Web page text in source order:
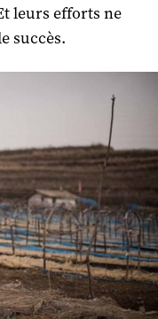
leurs efforts ne
succès.